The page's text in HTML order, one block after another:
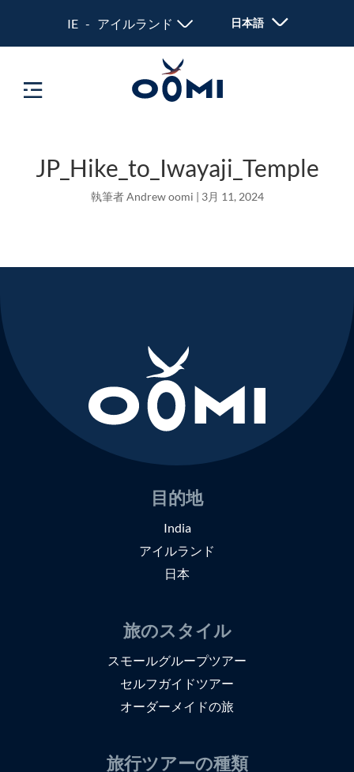
IE - アイルランド 日本語
JP_Hike_to_Iwayaji_Temple
執筆者Andrew oomi | 3月 11, 2024
目的地
India
アイルランド
日本
旅のスタイル
スモールグループツアー
セルフガイドツアー
オーダーメイドの旅
旅行ツアーの種類